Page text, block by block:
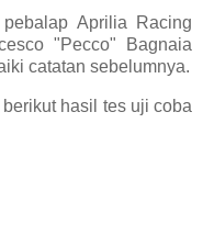
Aprilia Racing
"Pecco" Bagnaia
catatan sebelumnya.
hasil tes uji coba